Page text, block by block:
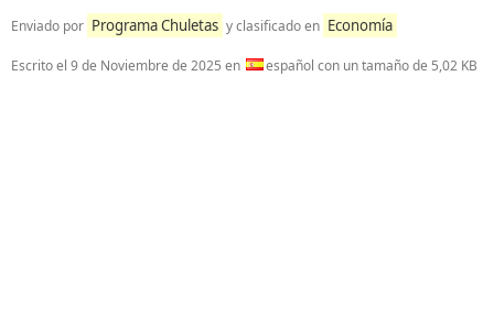
Enviado por Programa Chuletas y clasificado en Economía
Escrito el 9 de Noviembre de 2025 en español con un tamaño de 5,02 KB